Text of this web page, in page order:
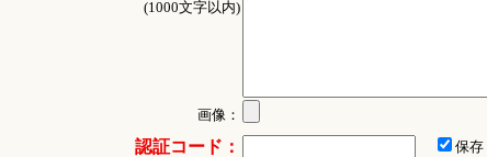
(1000文字以内)
画像：
認証コード： 保存